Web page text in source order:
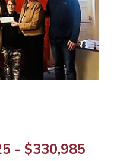
- $330,985